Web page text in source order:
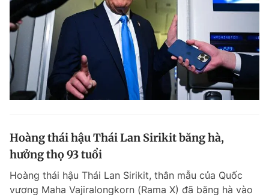
Hotline
0906 645 777
Liên hệ quảng cáo
0908 780 404
Đặt báo Quảng cáo RSS Tòa soạn Chính sách bảo
Tổng biên tập: Nguyễn Ngọc Toàn
Tổng thư ký tòa soạn: Đức Trung
Giấy phép xuất bản số 110/GP - BTTTT cấp ngày 24.3.2020
© 2003-2026 Bản quyền thuộc về Báo Thanh Niên. Cấm sao chép
dưới mọi hình thức nếu không có sự chấp thuận bằng văn bản.
Phát triển bởi ePi Technologies, JSC.
Hoàng thái hậu Thái Lan Sirikit băng hà,
hưởng thọ 93 tuổi
Hoàng thái hậu Thái Lan Sirikit, thân mẫu của Quốc
vương Maha Vajiralongkorn (Rama X) đã băng hà vào